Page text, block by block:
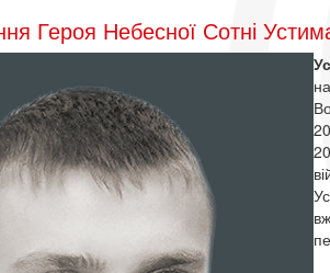
Героя Небесної Сотні